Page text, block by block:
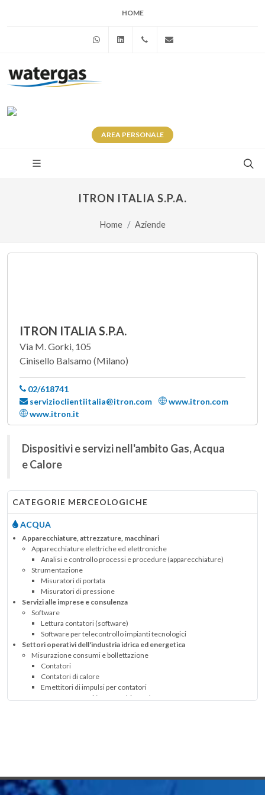
HOME
WhatsAppLinkedin+39 345 281 0246
AREA PERSONALE
ITRON ITALIA S.P.A.
Home Aziende
ITRON ITALIA S.P.A.
Via M. Gorki, 105
Cinisello Balsamo (Milano)
02/618741
servizioclientiitalia@itron.com
www.itron.com
www.itron.it
Dispositivi e servizi nell'ambito Gas, Acqua
e Calore
CATEGORIE MERCEOLOGICHE
ACQUA
Apparecchiature, attrezzature, macchinari
Apparecchiature elettriche ed elettroniche
Analisi e controllo processi e procedure (apparecchiature)
Strumentazione
Misuratori di portata
Misuratori di pressione
Servizi alle imprese e consulenza
Software
Lettura contatori (software)
Software per telecontrollo impianti tecnologici
Settori operativi dell'industria idrica ed energetica
Misurazione consumi e bollettazione
Contatori
Contatori di calore
Emettitori di impulsi per contatori
Lettura contatori (apparecchiature)
Interfacce